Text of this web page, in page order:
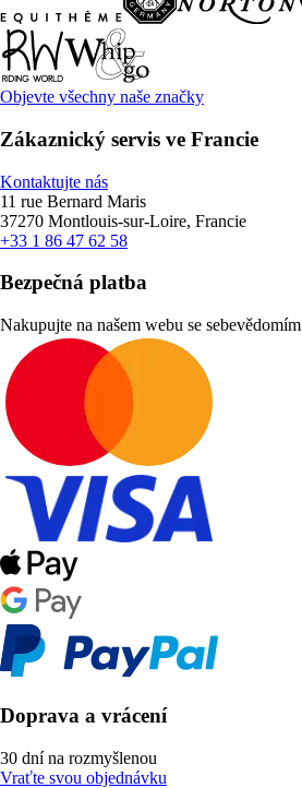
Objevte všechny naše značky
Zákaznický servis ve Francie
Kontaktujte nás
11 rue Bernard Maris
37270 Montlouis-sur-Loire, Francie
+33 1 86 47 62 58
Bezpečná platba
Nakupujte na našem webu se sebevědomím
Doprava a vrácení
30 dní na rozmyšlenou
Vraťte svou objednávku